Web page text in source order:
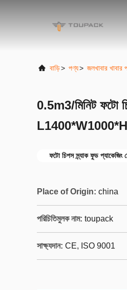
বাড়ি> পণ্য> জলখাবার খাবার
0.5m3/মিনিট ফটো
ফটো চিপস স্ন্যাক ফুড প্যাকেজিং
Place of Origin: china
পরিচিতিমুলক নাম: toupack
সাক্ষ্যদান: CE, ISO 9001